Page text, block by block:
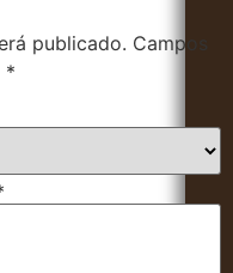
publicado. Campos
*